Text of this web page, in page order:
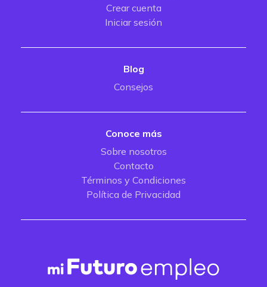
Crear cuenta
Iniciar sesión
Blog
Consejos
Conoce más
Sobre nosotros
Contacto
Términos y Condiciones
Política de Privacidad